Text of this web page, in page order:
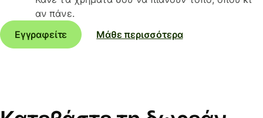
αν πάνε.
Εγγραφείτε
Μάθε περισσότερα